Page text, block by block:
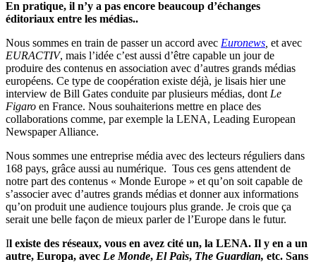
En pratique, il n’y a pas encore beaucoup d’échanges
éditoriaux entre les médias..
Nous sommes en train de passer un accord avec Euronews et avec
EURACTIV, mais l’idée c’est aussi d’être capable un jour de
produire des contenus en association avec d’autres grands médias
européens. Ce type de coopération existe déjà, je lisais hier une
interview de Bill Gates conduite par plusieurs médias, dont Le
Figaro en France. Nous souhaiterions mettre en place des
collaborations comme, par exemple la LENA, Leading European
Newspaper Alliance.
Nous sommes une entreprise média avec des lecteurs réguliers dans
168 pays, grâce aussi au numérique. Tous ces gens attendent de
notre part des contenus « Monde Europe » et qu’on soit capable de
s’associer avec d’autres grands médias et donner aux informations
qu’on produit une audience toujours plus grande. Je crois que ça
serait une belle façon de mieux parler de l’Europe dans le futur.
Il existe des réseaux, vous en avez cité un, la LENA. Il y en a un
autre, Europa, avec Le Monde, El Paìs, The Guardian, etc. Sans